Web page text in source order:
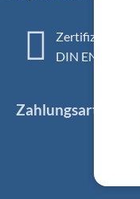
Zertifiziertes
DIN EN ISO
Zahlungsarten